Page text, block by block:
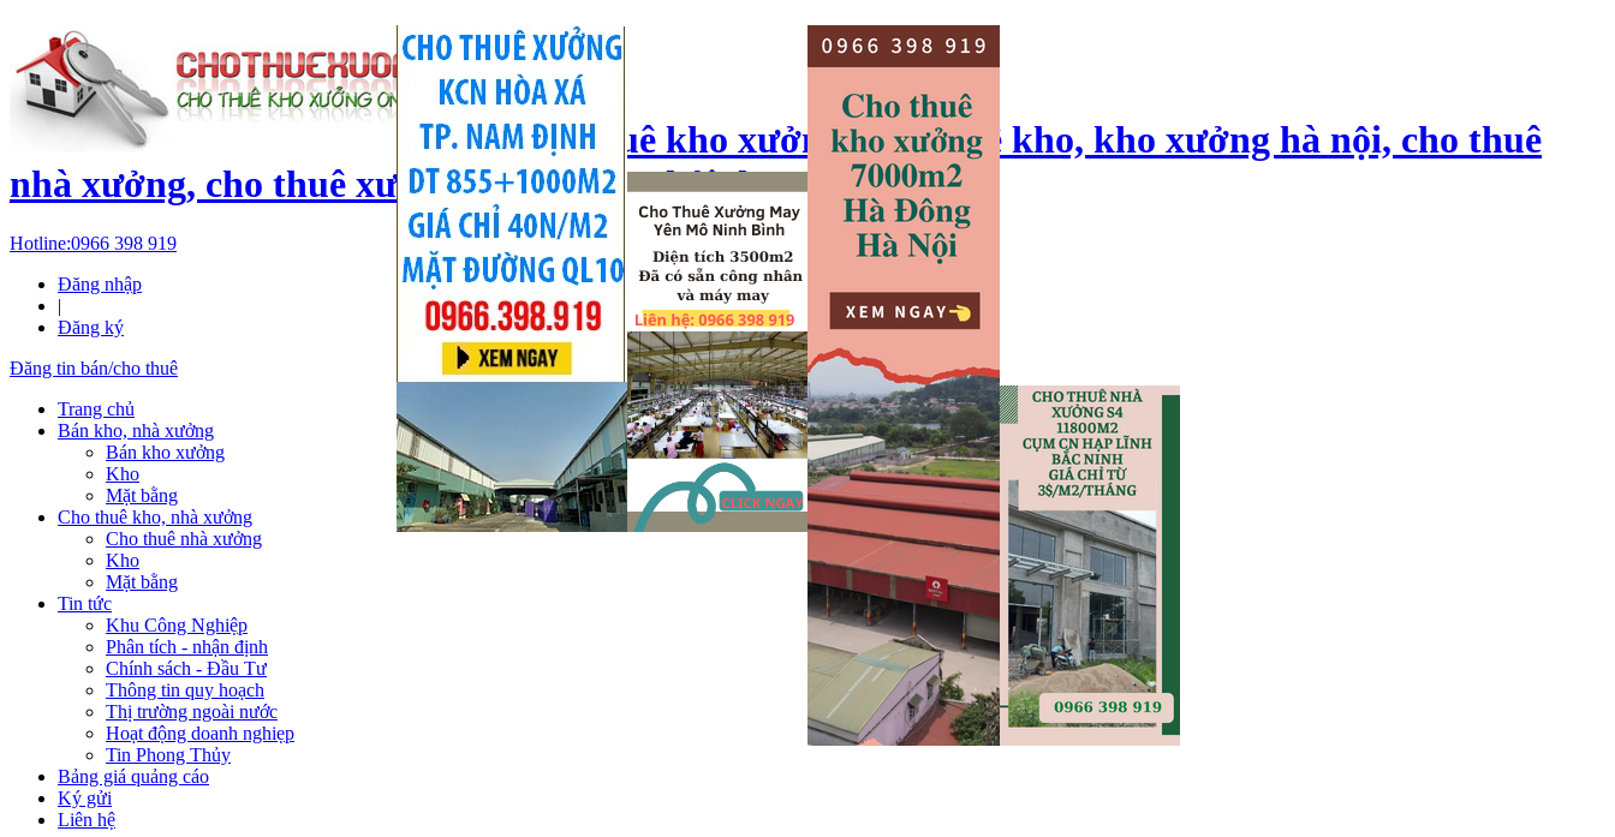
cho thuê kho xưởng, cho thuê kho, kho xưởng hà nội, cho thuê
nhà xưởng, cho thuê xưởng, kho xưởng hải dương
Hotline:0966 398 919
Đăng nhập
|
Đăng ký
Đăng tin bán/cho thuê
Trang chủ
Bán kho, nhà xưởng
Bán kho xưởng
Kho
Mặt bằng
Cho thuê kho, nhà xưởng
Cho thuê nhà xưởng
Kho
Mặt bằng
Tin tức
Khu Công Nghiệp
Phân tích - nhận định
Chính sách - Đầu Tư
Thông tin quy hoạch
Thị trường ngoài nước
Hoạt động doanh nghiẹp
Tin Phong Thủy
Bảng giá quảng cáo
Ký gửi
Liên hệ